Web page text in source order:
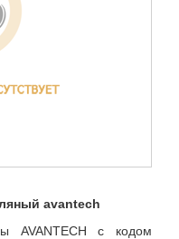
avantech
AVANTECH с кодом